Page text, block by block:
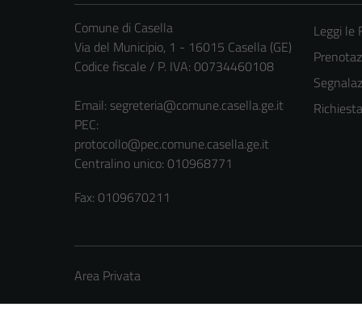
Comune di Casella
Via del Municipio, 1 - 16015 Casella (GE)
Codice fiscale / P. IVA: 00734460108
Email: segreteria@comune.casella.ge.it
PEC:
protocollo@pec.comune.casella.ge.it
Centralino unico: 010968771
Fax: 0109670211
Leggi le
Area Privata